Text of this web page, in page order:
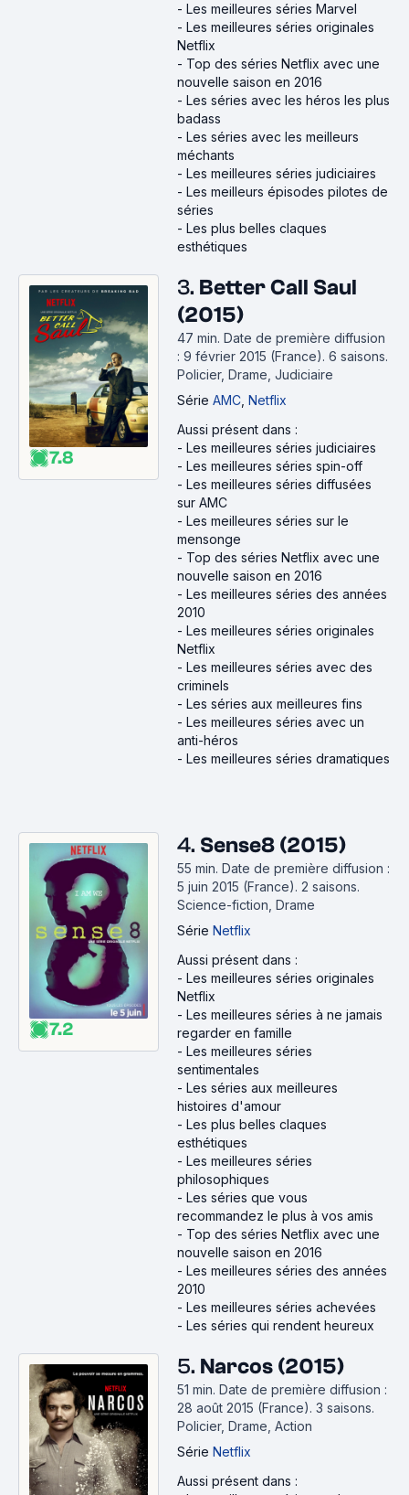
- Les meilleures séries Marvel
- Les meilleures séries originales
Netflix
- Top des séries Netflix avec une
nouvelle saison en 2016
- Les séries avec les héros les plus
badass
- Les séries avec les meilleurs
méchants
- Les meilleures séries judiciaires
- Les meilleurs épisodes pilotes de
séries
- Les plus belles claques
esthétiques
7.8
3. Better Call Saul
(2015)
47 min. Date de première diffusion
: 9 février 2015 (France). 6 saisons.
Policier, Drame, Judiciaire
Série AMC Netflix
Aussi présent dans :
- Les meilleures séries judiciaires
- Les meilleures séries spin-off
- Les meilleures séries diffusées
sur AMC
- Les meilleures séries sur le
mensonge
- Top des séries Netflix avec une
nouvelle saison en 2016
- Les meilleures séries des années
2010
- Les meilleures séries originales
Netflix
- Les meilleures séries avec des
criminels
- Les séries aux meilleures fins
- Les meilleures séries avec un
anti-héros
- Les meilleures séries dramatiques
7.2
4. Sense8 (2015)
55 min. Date de première diffusion :
5 juin 2015 (France). 2 saisons.
Science-fiction, Drame
Série Netflix
Aussi présent dans :
- Les meilleures séries originales
Netflix
- Les meilleures séries à ne jamais
regarder en famille
- Les meilleures séries
sentimentales
- Les séries aux meilleures
histoires d'amour
- Les plus belles claques
esthétiques
- Les meilleures séries
philosophiques
- Les séries que vous
recommandez le plus à vos amis
- Top des séries Netflix avec une
nouvelle saison en 2016
- Les meilleures séries des années
2010
- Les meilleures séries achevées
- Les séries qui rendent heureux
5. Narcos (2015)
51 min. Date de première diffusion :
28 août 2015 (France). 3 saisons.
Policier, Drame, Action
Série Netflix
Aussi présent dans :